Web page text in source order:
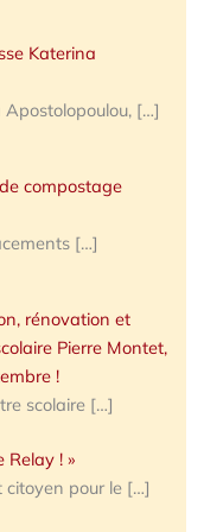
Katerina
[…]
compostage
[…]
rénovation et
Pierre Montet,
!
scolaire […]
Relay ! »
pour le […]